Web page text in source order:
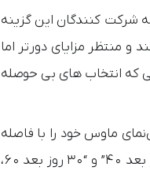
شرکت کنندگان این گزینه
و منتظر مزایای دورتر اما
که انتخاب های بی حوصله
در آن مکان‌نمای ماوس خود را با فاصله
مساوی بین دو جعبه شروع کردند. جعبه ها نشان دهنده دو انتخاب آنها برای آن دور بودند (مانند “7 روز بعد 40” و “30 روز بعد 60،